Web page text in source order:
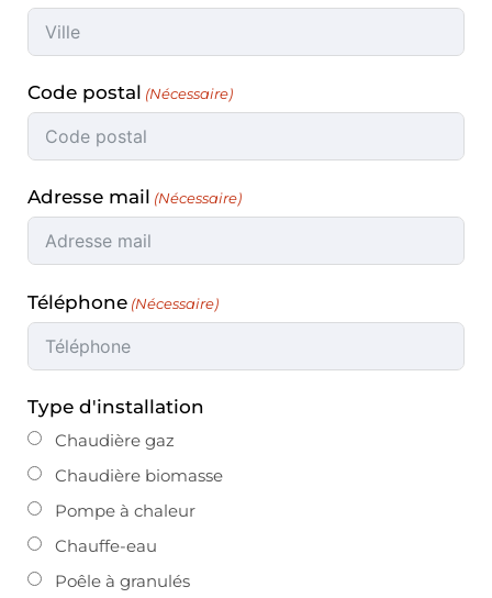
Code postal
Adresse mail
Téléphone
Type d'installation
Chaudière gaz
Chaudière biomasse
Pompe à chaleur
Chauffe-eau
Poêle à granulés